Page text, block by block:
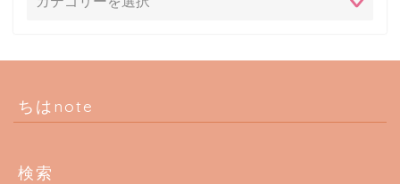
ちはnote
検索